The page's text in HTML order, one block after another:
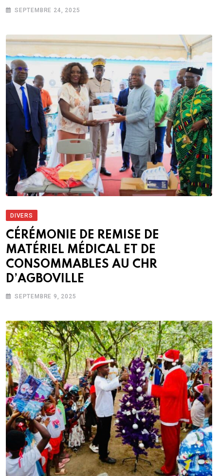
SEPTEMBRE 24, 2025
DIVERS
CÉRÉMONIE DE REMISE DE
MATÉRIEL MÉDICAL ET DE
CONSOMMABLES AU CHR
D’AGBOVILLE
SEPTEMBRE 9, 2025